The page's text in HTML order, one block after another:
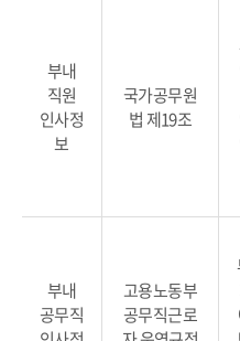
부내
직원
인사정
보
국가공무원
법 제19조
부내
공무직
고용노동부
공무직근로